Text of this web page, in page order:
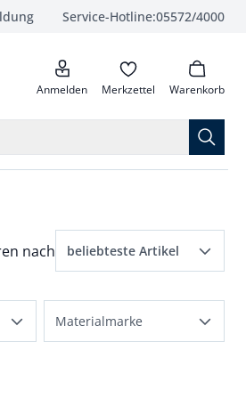
Service-Hotline:05572/4000
anrufen
Anmelden Merkzettel Warenkorb
beliebteste Artikel
nach beliebteste Artikel
Preis aufsteigend
Materialmarke